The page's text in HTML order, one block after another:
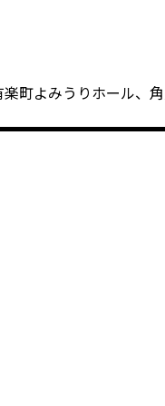
町よみうりホール、